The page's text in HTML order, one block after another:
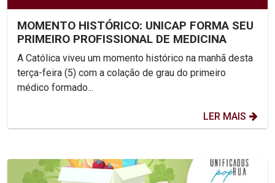
MOMENTO HISTÓRICO: UNICAP FORMA SEU
PRIMEIRO PROFISSIONAL DE MEDICINA
A Católica viveu um momento histórico na manhã desta
terça-feira (5) com a colação de grau do primeiro
médico formado...
LER MAIS